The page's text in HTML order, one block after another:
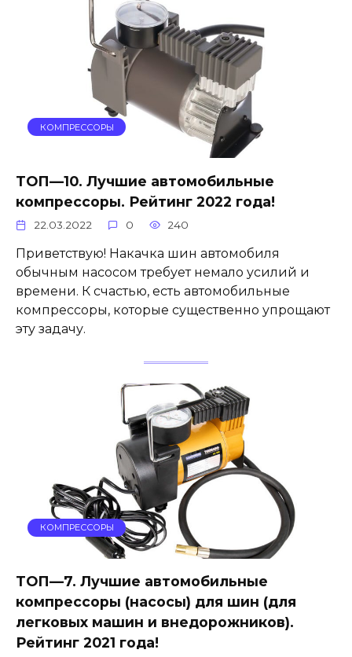
КОМПРЕССОРЫ
ТОП—10. Лучшие автомобильные
компрессоры. Рейтинг 2022 года!
22.03.2022 0 240
Приветствую! Накачка шин автомобиля
обычным насосом требует немало усилий и
времени. К счастью, есть автомобильные
компрессоры, которые существенно упрощают
эту задачу.
КОМПРЕССОРЫ
ТОП—7. Лучшие автомобильные
компрессоры (насосы) для шин (для
легковых машин и внедорожников).
Рейтинг 2021 года!